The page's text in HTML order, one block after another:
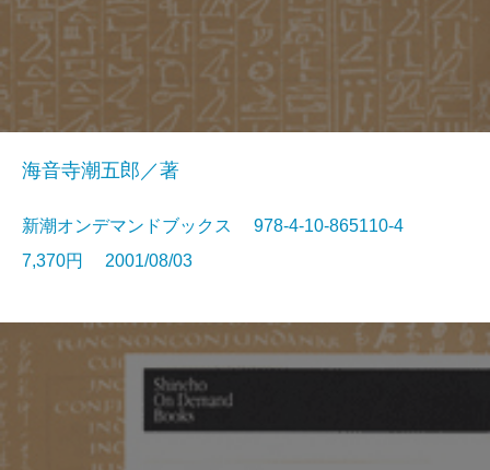
海音寺潮五郎／著
新潮オンデマンドブックス 978-4-10-865110-4
7,370円 2001/08/03